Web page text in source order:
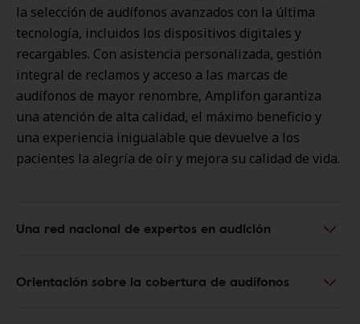
la selección de audífonos avanzados con la última
tecnología, incluidos los dispositivos digitales y
recargables. Con asistencia personalizada, gestión
integral de reclamos y acceso a las marcas de
audífonos de mayor renombre, Amplifon garantiza
una atención de alta calidad, el máximo beneficio y
una experiencia inigualable que devuelve a los
pacientes la alegría de oír y mejora su calidad de vida.
Una red nacional de expertos en audición
Orientación sobre la cobertura de audífonos